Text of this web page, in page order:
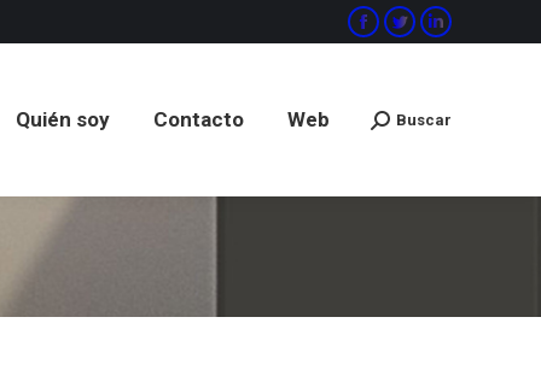
Facebook
TwitterLinkedin
Quién soy Contacto Web Buscar:
Buscar
Quién soy Contacto Web Buscar:
Buscar